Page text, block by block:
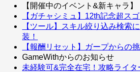
【開催中のイベント&新キャラ】
【ガチャシミュ】12th記念超ス
【ツール】スキル絞り込み検索
装！
【報酬リセット】ガープからの
GameWithからのお知らせ
未経験可&完全在宅！攻略ライタ